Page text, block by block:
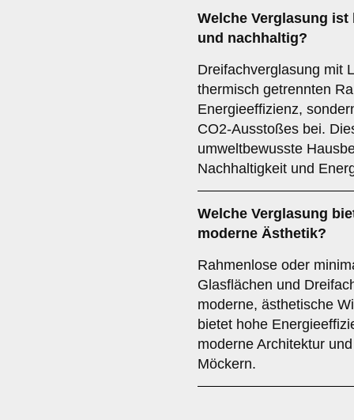
Welche Verglasung
und nachhaltig?
Dreifachverglasung mit
thermisch getrennten
Energieeffizienz,
CO2-Ausstoßes bei.
umweltbewusste
Nachhaltigkeit und
Welche Verglasung
moderne Ästhetik?
Rahmenlose oder
Glasflächen und
moderne, ästhetische
bietet hohe
moderne Architektur
Möckern.